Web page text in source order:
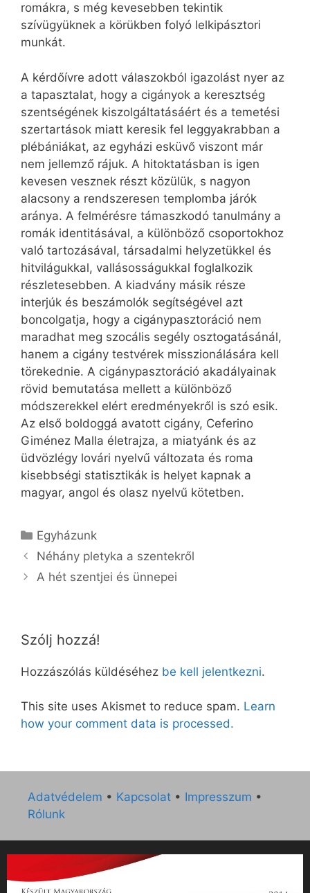
romákra, s még kevesebben tekintik
szívügyüknek a körükben folyó lelkipásztori
munkát.
A kérdőívre adott válaszokból igazolást nyer az
a tapasztalat, hogy a cigányok a keresztség
szentségének kiszolgáltatásáért és a temetési
szertartások miatt keresik fel leggyakrabban a
plébániákat, az egyházi esküvő viszont már
nem jellemző rájuk. A hitoktatásban is igen
kevesen vesznek részt közülük, s nagyon
alacsony a rendszeresen templomba járók
aránya. A felmérésre támaszkodó tanulmány a
romák identitásával, a különböző csoportokhoz
való tartozásával, társadalmi helyzetükkel és
hitvilágukkal, vallásosságukkal foglalkozik
részletesebben. A kiadvány másik része
interjúk és beszámolók segítségével azt
boncolgatja, hogy a cigánypasztoráció nem
maradhat meg szocális segély osztogatásánál,
hanem a cigány testvérek misszionálására kell
törekednie. A cigánypasztoráció akadályainak
rövid bemutatása mellett a különböző
módszerekkel elért eredményekről is szó esik.
Az első boldoggá avatott cigány, Ceferino
Giménez Malla életrajza, a miatyánk és az
üdvözlégy lovári nyelvű változata és roma
kisebbségi statisztikák is helyet kapnak a
magyar, angol és olasz nyelvű kötetben.
Kategória
Egyházunk
Néhány pletyka a szentekről
A hét szentjei és ünnepei
Szólj hozzá!
Hozzászólás küldéséhez be kell jelentkezni.
This site uses Akismet to reduce spam. Learn
how your comment data is processed.
Adatvédelem • Kapcsolat • Impresszum •
Rólunk